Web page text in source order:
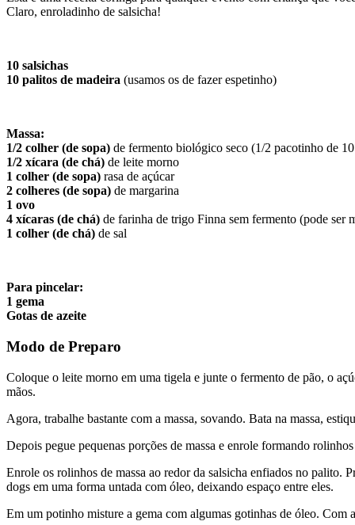
Claro, enroladinho de salsicha!
10 salsichas
10 palitos de madeira (usamos os de fazer espetinho)
Massa:
1/2 colher (de sopa) de fermento biológico seco (1/2 pacotinho de
1/2 xícara (de chá) de leite morno
1 colher (de sopa) rasa de açúcar
2 colheres (de sopa) de margarina
1 ovo
4 xícaras (de chá) de farinha de trigo Finna sem fermento (pode ser
1 colher (de chá) de sal
Para pincelar:
1 gema
Gotas de azeite
Modo de Preparo
Coloque o leite morno em uma tigela e junte o fermento de pão, o
mãos.
Agora, trabalhe bastante com a massa, sovando. Bata na massa,
Depois pegue pequenas porções de massa e enrole formando
Enrole os rolinhos de massa ao redor da salsicha enfiados no palito.
dogs em uma forma untada com óleo, deixando espaço entre eles.
Em um potinho misture a gema com algumas gotinhas de óleo.